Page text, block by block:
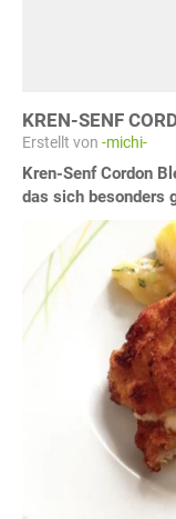
KREN-SENF
Erstellt von -michi-
Kren-Senf Cordon
das sich besonders